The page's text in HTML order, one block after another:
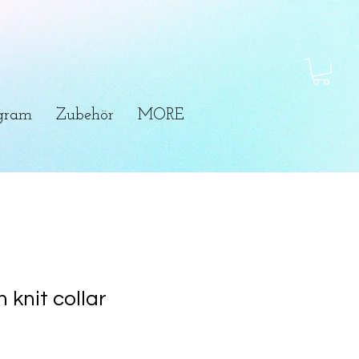
Zubehör MORE
knit collar